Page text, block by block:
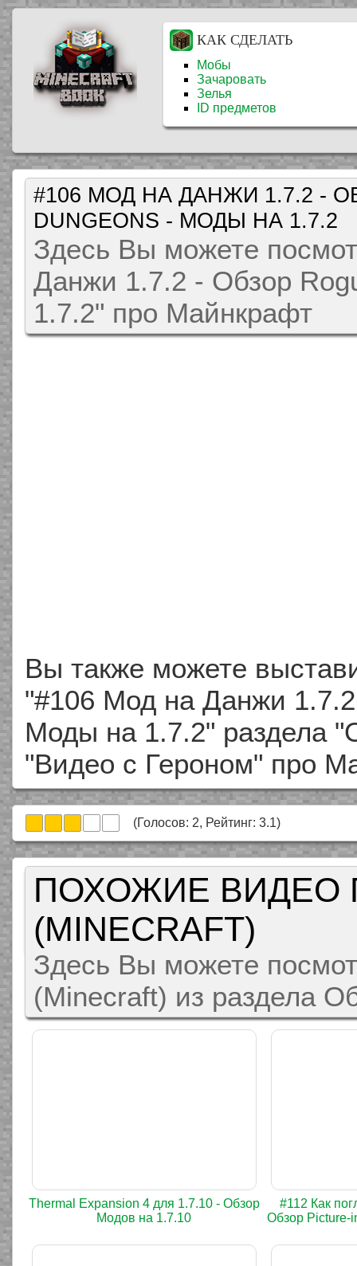
КАК СДЕЛАТЬ
Мобы
Зачаровать
Зелья
ID предметов
#106 МОД НА ДАНЖИ 1.7.2 -
DUNGEONS - МОДЫ НА 1.7.2
Здесь Вы можете
Данжи 1.7.2 - Обзор
1.7.2" про Майнкрафт
Вы также можете
"#106 Мод на Данжи
Моды на 1.7.2" раздела
"Видео с Героном" про
(Голосов: 2, Рейтинг: 3.1)
ПОХОЖИЕ ВИДЕО
(MINECRAFT)
Здесь Вы можете
(Minecraft) из раздела
Thermal Expansion 4 для 1.7.10 - Обзор
Модов на 1.7.10
#112 Как
Обзор Picture-